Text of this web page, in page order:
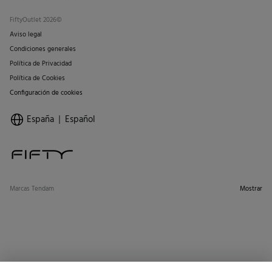
FiftyOutlet 2026©
Aviso legal
Condiciones generales
Política de Privacidad
Política de Cookies
Configuración de cookies
España Español
Marcas Tendam Mostrar